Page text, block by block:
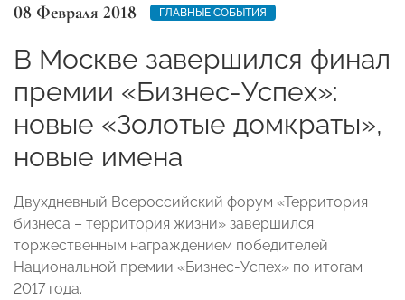
08 Февраля 2018 ГЛАВНЫЕ СОБЫТИЯ
В Москве завершился финал
премии «Бизнес-Успех»:
новые «Золотые домкраты»,
новые имена
Двухдневный Всероссийский форум «Территория
бизнеса – территория жизни» завершился
торжественным награждением победителей
Национальной премии «Бизнес-Успех» по итогам
2017 года.